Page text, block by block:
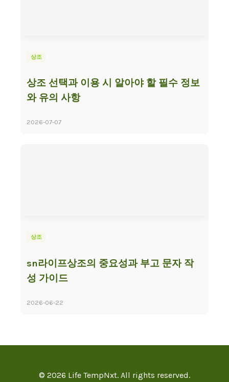
상조
상조 선택과 이용 시 알아야 할 필수 정보
와 유의 사항
2026-07-07
상조
sn라이프상조의 중요성과 부고 문자 작
성 가이드
2026-06-22
© 2026 Life TempNxt. All rights reserved.